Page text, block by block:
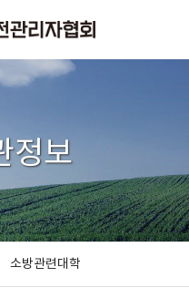
정보
소방관련대학